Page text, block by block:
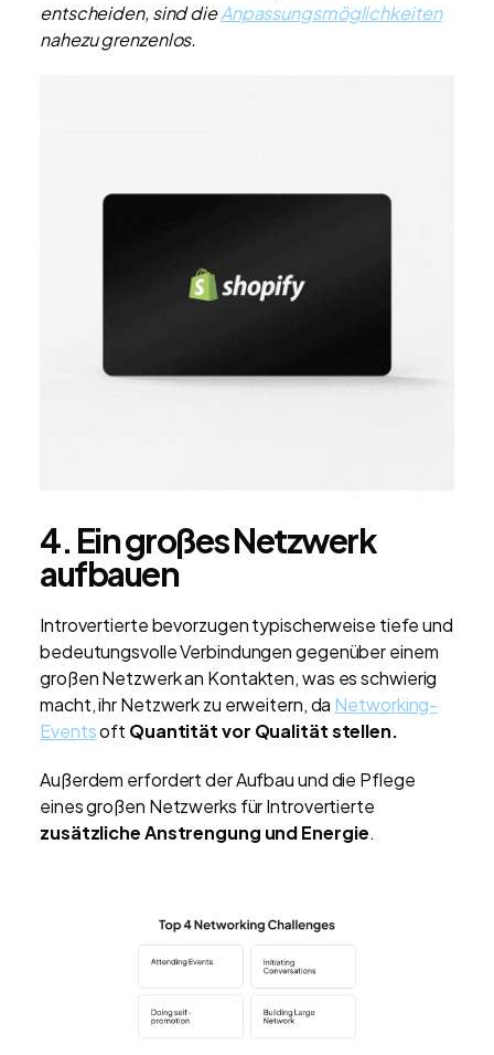
entscheiden, sind dieAnpassungsmöglichkeiten
nahezu grenzenlos.
4. Ein großes Netzwerk
aufbauen
Introvertierte bevorzugen typischerweise tiefe und
bedeutungsvolle Verbindungen gegenüber einem
großen Netzwerk an Kontakten, was es schwierig
macht, ihr Netzwerk zu erweitern, da Networking-
Eventsoft Quantität vor Qualität stellen.
Außerdem erfordert der Aufbau und die Pflege
eines großen Netzwerks für Introvertierte
zusätzliche Anstrengung und Energie.